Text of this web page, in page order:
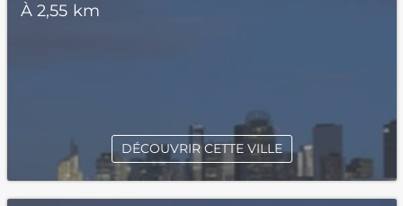
À 2,55 km
DÉCOUVRIR CETTE VILLE